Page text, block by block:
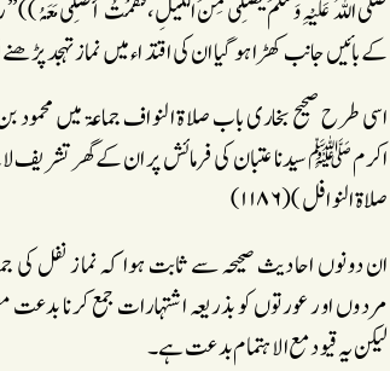
صَلَّی اللہُ عَلَیْہِ وَسَلَّمَ یُصَلِّی مِنَ اللَّیْلِ، فَقُمْتُ أُصَلِّی
کے بائیں جانب کھڑا ہو گیا ان کی اقتداء میں نماز تہجد پڑھنے
اسی طرح صحیح بخاری باب صلاۃ النواف جماعۃ میں محمود
اکرم ﷺ سیدنا عتبان کی فرمائش پر ان کے گھر تشریف
صلاۃ النوافل)(۱۱۸۶)
ان دونوں احادیث صحیحہ سے ثابت ہوا کہ نماز نفل
مردوں اور عورتوں کو بذریعہ اشتہارات جمع کرنا بدعت
لیکن یہ قیود مع الاہتمام بدعت ہے۔